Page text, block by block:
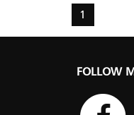
1
FOLLOW